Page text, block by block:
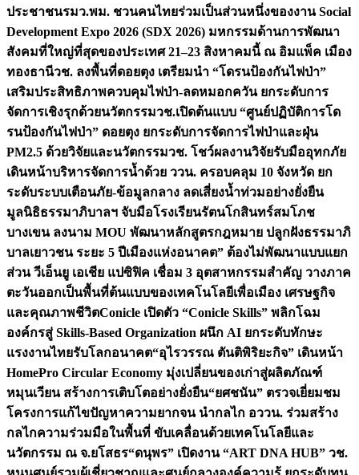
ประชาชนรมว.พม. ชวนคนไทยร่วมเป็นส่วนหนึ่งของงาน Social
Development Expo 2026 (SDX 2026) มหกรรมด้านการพัฒนา
สังคมที่ใหญ่ที่สุดของประเทศ 21–23 สิงหาคมนี้ ณ อิมแพ็ค เมือง
ทองธานีวช. ลงพื้นที่ดอยตุง เตรียมนำ “โดรนป้องกันไฟป่า”
เสริมประสิทธิภาพควบคุมไฟป่า-ลดหมอกควัน ยกระดับการ
จัดการเชิงรุกด้วยนวัตกรรมวช.เปิดต้นแบบ “ศูนย์ปฏิบัติการโด
รนป้องกันไฟป่า” ดอยตุง ยกระดับการจัดการไฟป่าและฝุ่น
PM2.5 ด้วยวิจัยและนวัตกรรมวช. โชว์ผลงานวิจัยรับมืออุทกภัย
เดินหน้าบริหารจัดการน้ำด้วย ววน. ครอบคลุม 10 จังหวัด ยก
ระดับระบบเตือนภัย-ข้อมูลกลาง ลดเสี่ยงน้ำท่วมอย่างยั่งยืน
มูลนิธิธรรมาภิบาลฯ จับมือโรงเรียนรัตนโกสินทร์สมโภช
บางเขน ลงนาม MOU พัฒนาหลักสูตรกฎหมาย ปลูกฝังธรรมาภิ
บาลเยาวชน ระยะ 5 ปีเมืองแห่งอนาคต” ต้องไม่พัฒนาแบบแยก
ส่วน วีเอ็นยู เอเชีย แปซิฟิค เชื่อม 3 อุตสาหกรรมสำคัญ วางภาค
ตะวันออกเป็นพื้นที่ต้นแบบของเทคโนโลยีเพื่อเมือง เศรษฐกิจ
และคุณภาพชีวิตConicle เปิดตัว “Conicle Skills” พลิกโฉม
องค์กรสู่ Skills-Based Organization ผนึก AI ยกระดับทักษะ
แรงงานไทยรับโลกอนาคต“อุไรวรรณ ตันติพิริยะกิจ” เดินหน้า
HomePro Circular Economy มุ่งเปลี่ยนของเก่าสู่ผลิตภัณฑ์
หมุนเวียน สร้างการเติบโตอย่างยั่งยืน“ยศชนัน” ตรวจเยี่ยมชม
โครงการแก้ไขปัญหาความยากจน นำกลไก อววน. ร่วมสร้าง
กลไกความร่วมมือในพื้นที่ ขับเคลื่อนด้วยเทคโนโลยีและ
นวัตกรรม ณ จ.ยโสธร“ดนุพร” เปิดงาน “ART DNA HUB” วช.